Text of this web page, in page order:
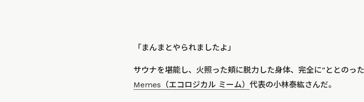
「まんまとやられましたよ」
サウナを堪能し、火照った頬に脱力した身体、完全に“ととのっ
Memes（エコロジカル ミーム） 代表の小林泰紘さんだ。